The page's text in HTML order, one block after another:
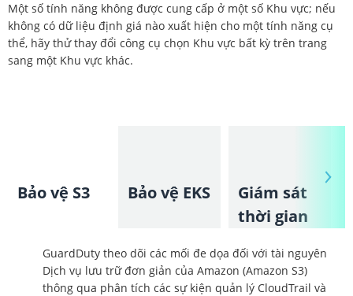
Một số tính năng không được cung cấp ở một số Khu vực; nếu
không có dữ liệu định giá nào xuất hiện cho một tính năng cụ
thể, hãy thử thay đổi công cụ chọn Khu vực bất kỳ trên trang
sang một Khu vực khác.
Bảo vệ S3 Bảo vệ EKS
Giám sát
thời gian
GuardDuty theo dõi các mối đe dọa đối với tài nguyên
Dịch vụ lưu trữ đơn giản của Amazon (Amazon S3)
thông qua phân tích các sự kiện quản lý CloudTrail và